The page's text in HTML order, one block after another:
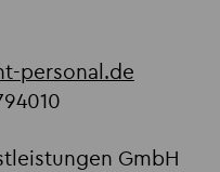
personal.de
GmbH